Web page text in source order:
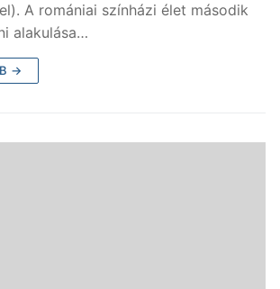
A romániai színházi élet második
alakulása…
→